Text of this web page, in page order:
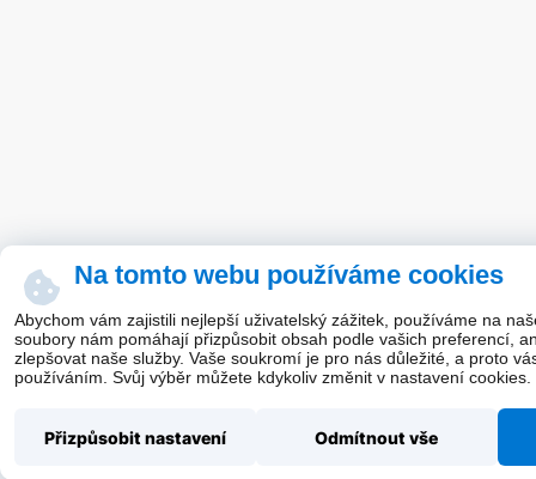
Na tomto webu používáme cookies
Abychom vám zajistili nejlepší uživatelský zážitek, používáme na
soubory nám pomáhají přizpůsobit obsah podle vašich preferencí,
zlepšovat naše služby. Vaše soukromí je pro nás důležité, a proto
používáním. Svůj výběr můžete kdykoliv změnit v nastavení cookies.
Přizpůsobit nastavení Odmítnout vše